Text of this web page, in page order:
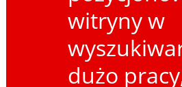
witryny w
dużo